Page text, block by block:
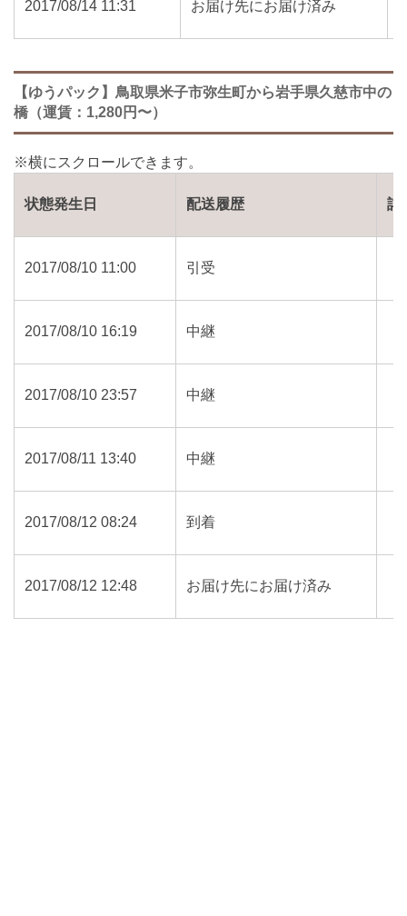
2017/08/14 11:31 お届け先にお届け済み
【ゆうパック】鳥取県米子市弥生町から岩手県久慈市中の
橋（運賃：1,280円〜）
状態発生日 配送履歴 詳
2017/08/10 11:00 引受
2017/08/10 16:19 中継
2017/08/10 23:57 中継
2017/08/11 13:40 中継
2017/08/12 08:24 到着
2017/08/12 12:48 お届け先にお届け済み